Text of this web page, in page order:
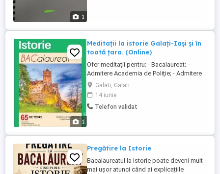
1
1
Meditații la istorie Galați-Iași și în
toată țara. (Online)
Ofer meditații pentru: - Bacalaureat; -
Admitere Academia de Poliție; - Admitere
SNPAP Târgu Ocna; - Elevilor pasionați de
istorie. În prezent, sunt doctorand la
Universitatea Dunărea de Jos din Galați și
profesor de Istorie la două licee din oraș.
Galati, Galati
14 iunie
Telefon validat
Pregătire la Istorie
Bacalaureatul la Istorie poate deveni mult
mai ușor atunci când ai explicațiile